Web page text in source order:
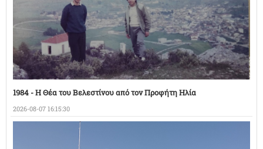
1984 - Η Θέα του Βελεστίνου από τον Προφήτη Ηλία
2026-08-07 16:15:30